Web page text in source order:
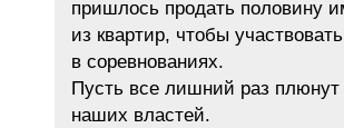
пришлось продать половину
из квартир, чтобы участвовать
в соревнованиях.
Пусть все лишний раз плюнут
наших властей.